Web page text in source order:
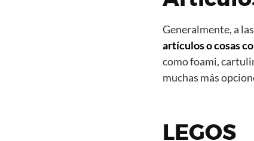
Generalmente, a
artículos o cosas
como foami,
muchas más
LEGOS